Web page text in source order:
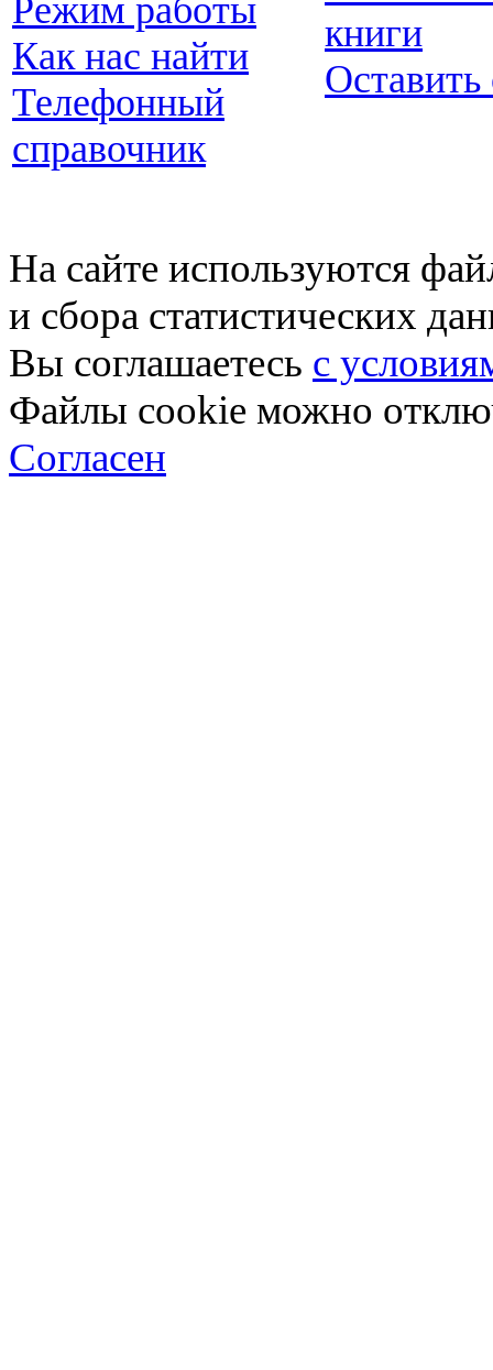
Режим работы
Как нас найти
Телефонный
справочник
книги
Оставить
На сайте используются
и сбора статистических
Вы соглашаетесь с
Файлы cookie можно
Согласен